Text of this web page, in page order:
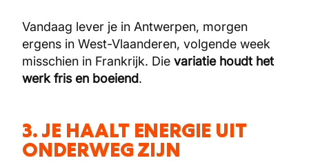
Vandaag lever je in Antwerpen, morgen
ergens in West-Vlaanderen, volgende week
misschien in Frankrijk. Die variatie houdt het
werk fris en boeiend.
3. JE HAALT ENERGIE UIT
ONDERWEG ZIJN